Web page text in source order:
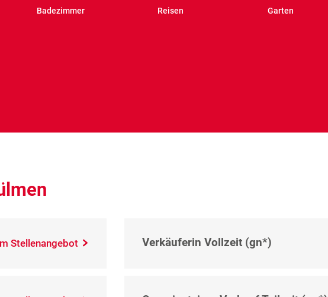
Badezimmer Reisen Garten
Stellenangebot Verkäuferin Vollzeit (gn*)